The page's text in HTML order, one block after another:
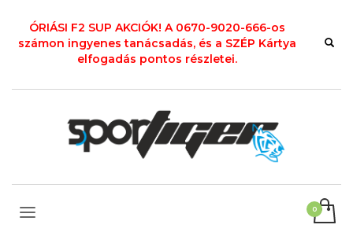
ÓRIÁSI F2 SUP AKCIÓK! A 0670-9020-666-os
számon ingyenes tanácsadás, és a SZÉP Kártya
elfogadás pontos részletei.